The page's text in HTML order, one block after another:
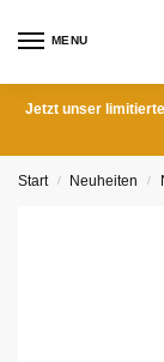
MENU
Jetzt unser
Start / Neuheiten /